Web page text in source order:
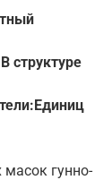
В структуре
Единиц
гунно-